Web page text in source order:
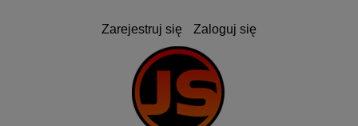
Zarejestruj się Zaloguj się